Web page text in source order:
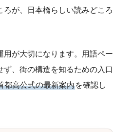
ろが、日本橋らしい読みどころ
が大切になります。用語ペー
、街の構造を知るための入口
都高公式の最新案内を確認し